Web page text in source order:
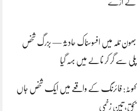
لے اڑے
بھون نلہ میں افسوسناک حادثہ — بزرگ شخص
پلی سے گر کر نالے میں بہہ گیا
کہوٹہ: فائرنگ کے واقعے میں ایک شخص جاں
بحق، تین زخمی